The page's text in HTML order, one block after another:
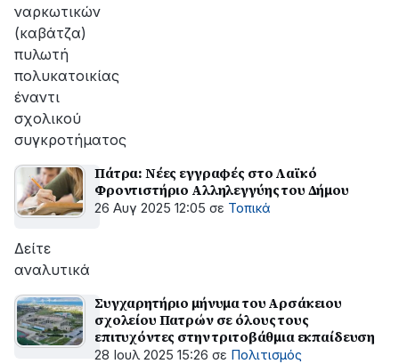
ναρκωτικών
(καβάτζα)
πυλωτή
πολυκατοικίας
έναντι
σχολικού
συγκροτήματος
Πάτρα: Νέες εγγραφές στο Λαϊκό
Φροντιστήριο Αλληλεγγύης του Δήμου
26 Αυγ 2025 12:05 σε Τοπικά
Δείτε
αναλυτικά
Συγχαρητήριο μήνυμα του Αρσάκειου
σχολείου Πατρών σε όλους τους
επιτυχόντες στην τριτοβάθμια εκπαίδευση
28 Ιουλ 2025 15:26 σε Πολιτισμός